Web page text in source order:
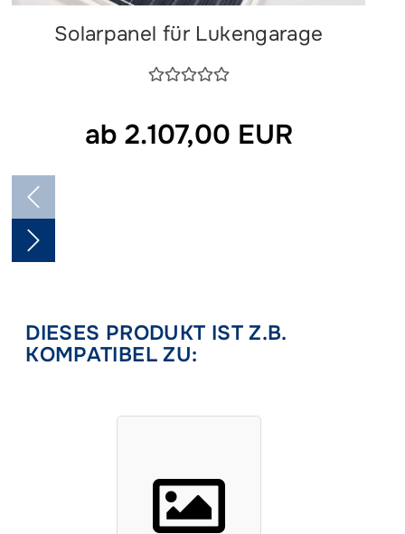
Solarpanel für Lukengarage
ab 2.107,00 EUR
DIESES PRODUKT IST Z.B.
KOMPATIBEL ZU: